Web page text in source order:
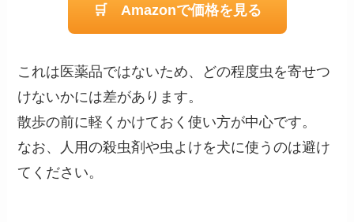
🛒 Amazonで価格を見る
これは医薬品ではないため、どの程度虫を寄せつ
けないかには差があります。
散歩の前に軽くかけておく使い方が中心です。
なお、人用の殺虫剤や虫よけを犬に使うのは避け
てください。